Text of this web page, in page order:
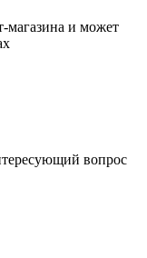
магазина и может
вопрос